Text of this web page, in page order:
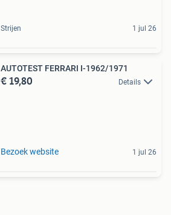
Strijen 1 jul 26
AUTOTEST FERRARI I-1962/1971
€ 19,80 Details
Bezoek website 1 jul 26